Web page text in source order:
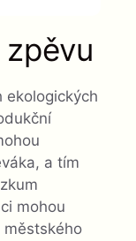
ekologických
a tím
mohou
městského